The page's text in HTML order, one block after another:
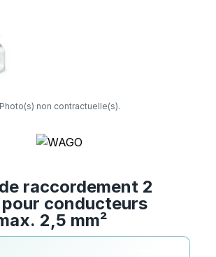
Photo(s) non contractuelle(s).
raccordement 2
conducteurs
2,5 mm²